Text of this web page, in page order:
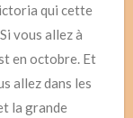
qui cette
vous allez à
en octobre. Et
allez dans les
la grande